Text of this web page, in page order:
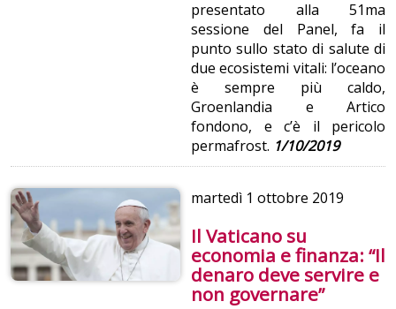
presentato alla 51ma
sessione del Panel, fa il
punto sullo stato di salute di
due ecosistemi vitali: l’oceano
è sempre più caldo,
Groenlandia e Artico
fondono, e c’è il pericolo
permafrost. 1/10/2019
martedì 1 ottobre 2019
Il Vaticano su
economia e finanza: “Il
denaro deve servire e
non governare”